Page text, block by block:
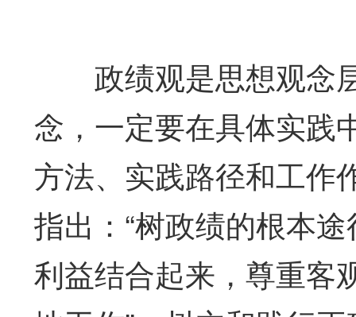
政绩观是思想观念
念，一定要在具体实践
方法、实践路径和工作
指出：“树政绩的根本
利益结合起来，尊重客